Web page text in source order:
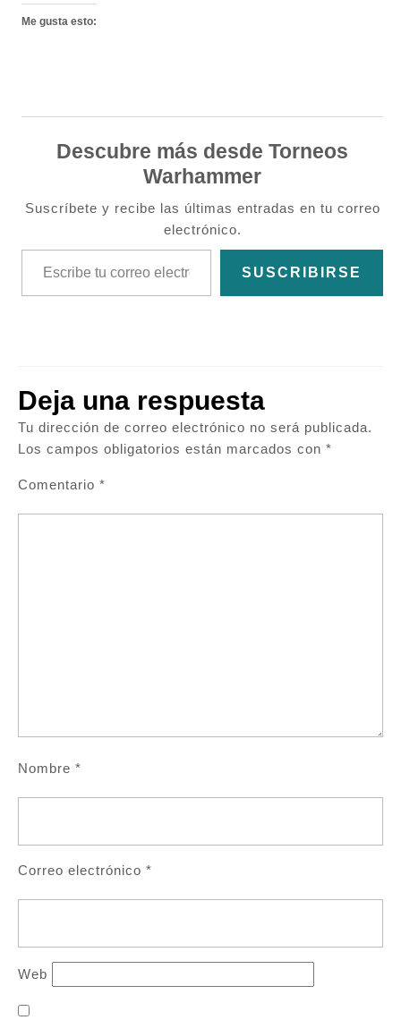
Me gusta esto:
Descubre más desde Torneos
Warhammer
Suscríbete y recibe las últimas entradas en tu correo
electrónico.
Escribe tu correo electrónico…
SUSCRIBIRSE
Deja una respuesta
Tu dirección de correo electrónico no será publicada.
Los campos obligatorios están marcados con *
Comentario *
Nombre *
Correo electrónico *
Web